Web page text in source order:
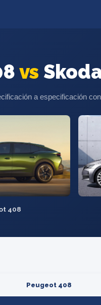
vs
a especificación
408
Peugeot 408